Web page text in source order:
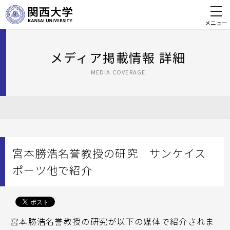
メニュー
メディア掲載情報 詳細
MEDIA COVERAGE
宮本勝浩名誉教授の研究 サンケイス
ポーツ他で紹介
宮本勝浩名誉教授の研究が以下の媒体で紹介されま